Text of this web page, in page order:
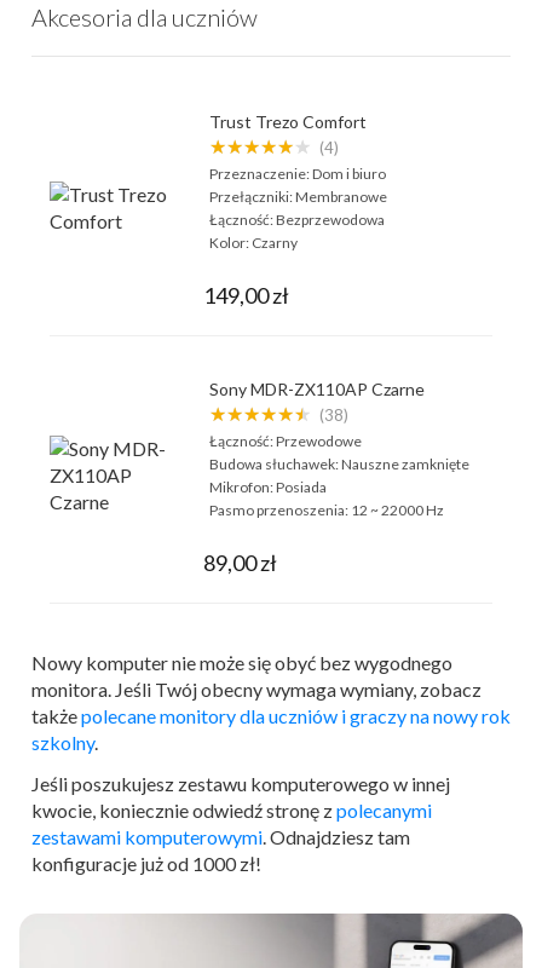
Akcesoria dla uczniów
Trust Trezo Comfort
★★★★★★ (4)
Przeznaczenie:Dom i biuro
Przełączniki:Membranowe
Łączność:Bezprzewodowa
Kolor: Czarny
149,00 zł
Sony MDR-ZX110AP Czarne
★★★★★★ (38)
Łączność:Przewodowe
Budowa słuchawek:Nauszne zamknięte
Mikrofon:Posiada
Pasmo przenoszenia: 12 ~ 22000 Hz
89,00 zł
Nowy komputer nie może się obyć bez wygodnego
monitora. Jeśli Twój obecny wymaga wymiany, zobacz
takżepolecane monitory dla uczniów i graczy na nowy rok
szkolny.
Jeśli poszukujesz zestawu komputerowego w innej
kwocie, koniecznie odwiedź stronę zpolecanymi
zestawami komputerowymi . Odnajdziesz tam
konfiguracje już od 1000 zł!